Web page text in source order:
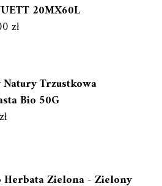
20MX60L
zł
Trzustkowa
Bio 50G
zł
Herbata Zielona - Zielony